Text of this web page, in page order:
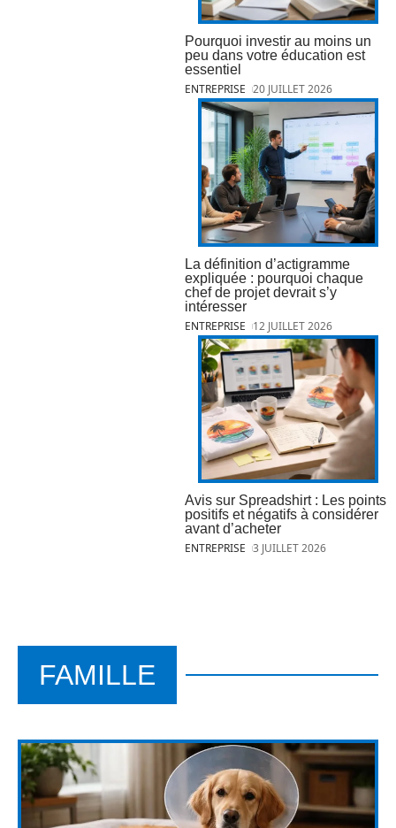
Pourquoi investir au moins un
peu dans votre éducation est
essentiel
ENTREPRISE 20 JUILLET 2026
La définition d’actigramme
expliquée : pourquoi chaque
chef de projet devrait s’y
intéresser
ENTREPRISE 12 JUILLET 2026
Avis sur Spreadshirt : Les points
positifs et négatifs à considérer
avant d’acheter
ENTREPRISE 3 JUILLET 2026
FAMILLE